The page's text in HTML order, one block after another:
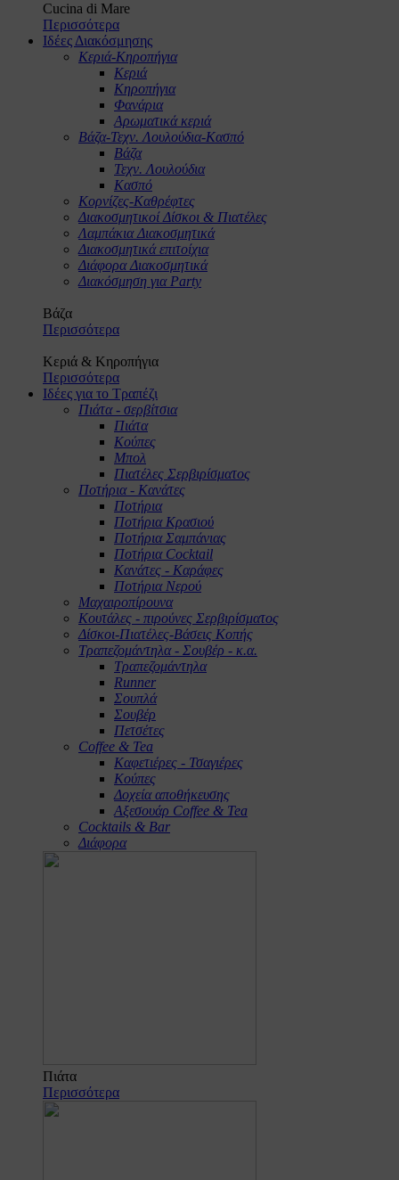
Cucina di Mare
Περισσότερα
Ιδέες Διακόσμησης
Κεριά-Κηροπήγια
Κεριά
Κηροπήγια
Φανάρια
Αρωματικά κεριά
Βάζα-Τεχν. Λουλούδια-Κασπό
Βάζα
Τεχν. Λουλούδια
Κασπό
Κορνίζες-Καθρέφτες
Διακοσμητικοί Δίσκοι & Πιατέλες
Λαμπάκια Διακοσμητικά
Διακοσμητικά επιτοίχια
Διάφορα Διακοσμητικά
Διακόσμηση για Party
Βάζα
Περισσότερα
Κεριά & Κηροπήγια
Περισσότερα
Ιδέες για το Τραπέζι
Πιάτα - σερβίτσια
Πιάτα
Κούπες
Μπολ
Πιατέλες Σερβιρίσματος
Ποτήρια - Κανάτες
Ποτήρια
Ποτήρια Κρασιού
Ποτήρια Σαμπάνιας
Ποτήρια Cocktail
Κανάτες - Καράφες
Ποτήρια Νερού
Μαχαιροπίρουνα
Κουτάλες - πιρούνες Σερβιρίσματος
Δίσκοι-Πιατέλες-Βάσεις Κοπής
Τραπεζομάντηλα - Σουβέρ - κ.α.
Τραπεζομάντηλα
Runner
Σουπλά
Σουβέρ
Πετσέτες
Coffee & Tea
Καφετιέρες - Τσαγιέρες
Κούπες
Δοχεία αποθήκευσης
Αξεσουάρ Coffee & Tea
Cocktails & Bar
Διάφορα
Πιάτα
Περισσότερα